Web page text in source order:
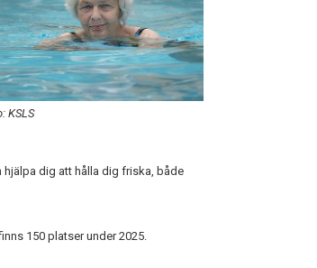
KSLS
dig att hålla dig friska, både
150 platser under 2025.